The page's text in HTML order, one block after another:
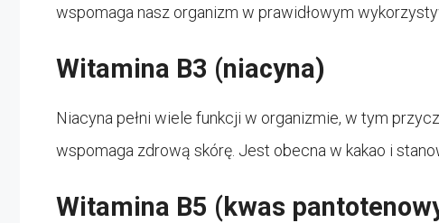
wspomaga nasz organizm w prawidłowym
Witamina B3 (niacyna)
Niacyna pełni wiele funkcji w organizmie, w tym
wspomaga zdrową skórę. Jest obecna w kakao i
Witamina B5 (kwas